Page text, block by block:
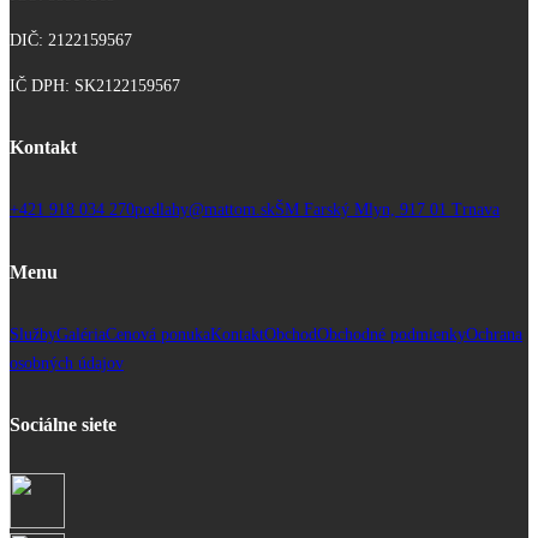
DIČ: 2122159567
IČ DPH: SK2122159567
Kontakt
+421 918 034 270podlahy@mattom.skŠM Farský Mlyn, 917 01 Trnava
Menu
SlužbyGalériaCenová ponukaKontaktObchodObchodné podmienkyOchrana
osobných údajov
Sociálne siete